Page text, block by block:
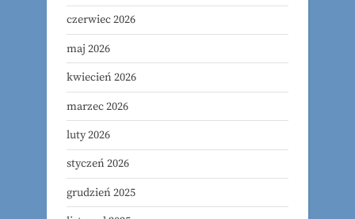
czerwiec 2026
maj 2026
kwiecień 2026
marzec 2026
luty 2026
styczeń 2026
grudzień 2025